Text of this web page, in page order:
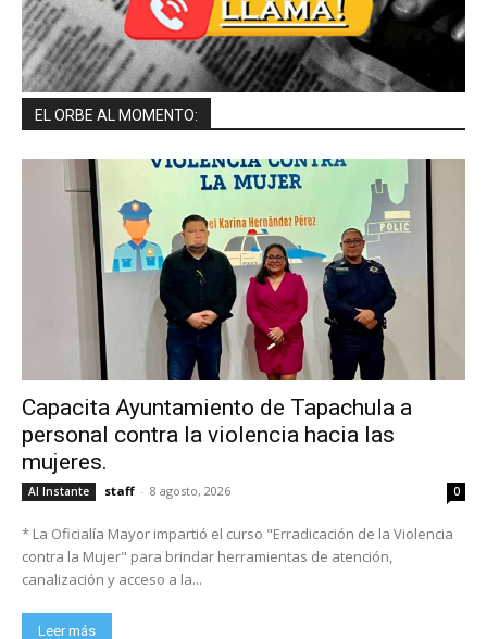
EL ORBE AL MOMENTO:
Capacita Ayuntamiento de Tapachula a
personal contra la violencia hacia las
mujeres.
Al Instante staff - 8 agosto, 2026 0
* La Oficialía Mayor impartió el curso "Erradicación de la Violencia
contra la Mujer" para brindar herramientas de atención,
canalización y acceso a la...
Leer más